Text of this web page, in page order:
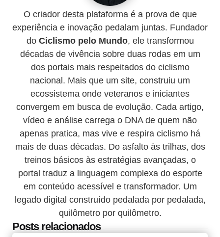
Posts relacionados
O criador desta plataforma é a prova de que
experiência e inovação pedalam juntas. Fundador
do Ciclismo pelo Mundo, ele transformou
décadas de vivência sobre duas rodas em um
dos portais mais respeitados do ciclismo
nacional. Mais que um site, construiu um
ecossistema onde veteranos e iniciantes
convergem em busca de evolução. Cada artigo,
vídeo e análise carrega o DNA de quem não
apenas pratica, mas vive e respira ciclismo há
mais de duas décadas. Do asfalto às trilhas, dos
treinos básicos às estratégias avançadas, o
portal traduz a linguagem complexa do esporte
em conteúdo acessível e transformador. Um
legado digital construído pedalada por pedalada,
quilômetro por quilômetro.